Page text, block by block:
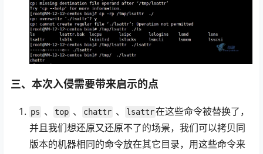
三、本次入侵需要带来启示的点
ps 、 top 、 chattr 、 lsattr在这些命令被替换了，
并且我们想还原又还原不了的场景，我们可以拷贝同
版本的机器相同的命令放在其它目录，用这些命令来